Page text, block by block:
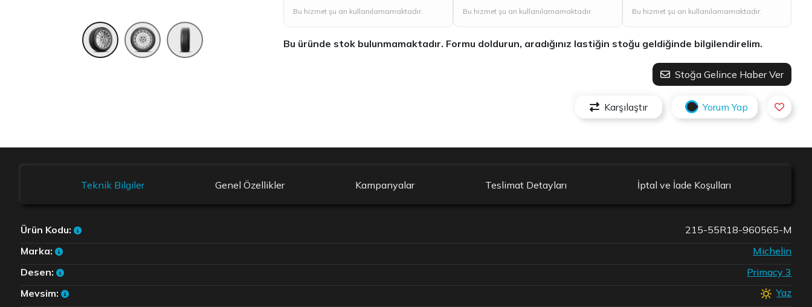
Bu hizmet şu an kullanılamamaktadır. Bu hizmet şu an kullanılamamaktadır. Bu hizmet şu an kullanılamamaktadır.
Bu üründe stok bulunmamaktadır. Formu doldurun, aradığınız lastiğin stoğu geldiğinde bilgilendirelim.
Stoğa Gelince Haber Ver
Karşılaştır Yorum Yap
Teknik Bilgiler Genel Özellikler Kampanyalar Teslimat Detayları İptal ve İade Koşulları
Ürün Kodu:
215-55R18-960565-M
Marka:
Michelin
Desen:
Primacy 3
Mevsim:
Yaz